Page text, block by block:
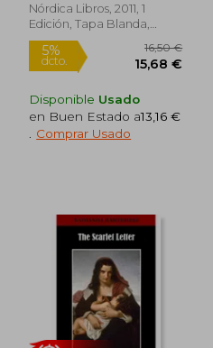
Nórdica Libros, 2011, 1
Edición, Tapa Blanda,
Nuevo
Rápido
Disponible Usado
en Buen Estado a13,16 €
Comprar Usado